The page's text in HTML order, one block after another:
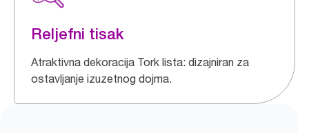
Reljefni tisak
Atraktivna dekoracija Tork lista: dizajniran za
ostavljanje izuzetnog dojma.